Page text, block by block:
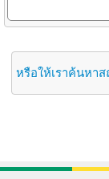
หรือให้เราค้นหา